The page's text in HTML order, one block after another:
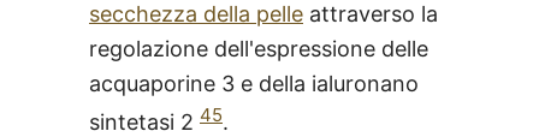
secchezza della pelle attraverso la
regolazione dell'espressione delle
acquaporine 3 e della ialuronano
sintetasi 2 45.